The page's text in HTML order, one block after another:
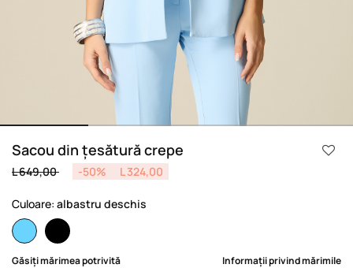
Sacou din țesătură crepe
Price reduced from
L 649,00to -50% L 324,00
Culoare: albastru deschis
selected
Găsiți mărimea potrivită Informații privind mărimile